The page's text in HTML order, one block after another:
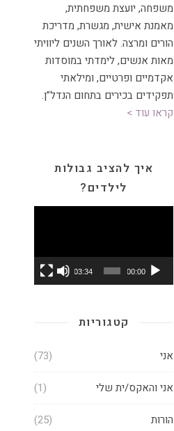
משפחה, יועצת משפחתית,
מאמנת אישית, מגשרת, מדריכת
הורים ומרצה.לאורך השנים ליוויתי
מאות אנשים, לימדתי במוסדות
אקדמיים ופרטיים, ומילאתי
תפקידים בכירים בתחום הנדל”ן.
קראו עוד >
איך להציב גבולות
לילדים?
נגן
00:00
03:34
קטגוריות
אני (73)
אני והאקס/ית שלי (1)
הורות (25)